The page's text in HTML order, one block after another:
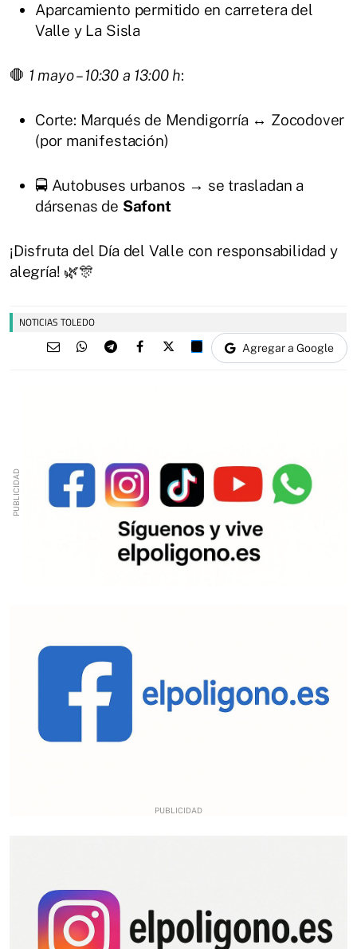
Aparcamiento permitido en carretera del
Valle y La Sisla
🛑 1 mayo – 10:30 a 13:00 h:
Corte: Marqués de Mendigorría ↔️ Zocodover
(por manifestación)
🚍 Autobuses urbanos → se trasladan a
dársenas de Safont
¡Disfruta del Día del Valle con responsabilidad y
alegría! 🌿🎊
NOTICIAS TOLEDO
Agregar a Google